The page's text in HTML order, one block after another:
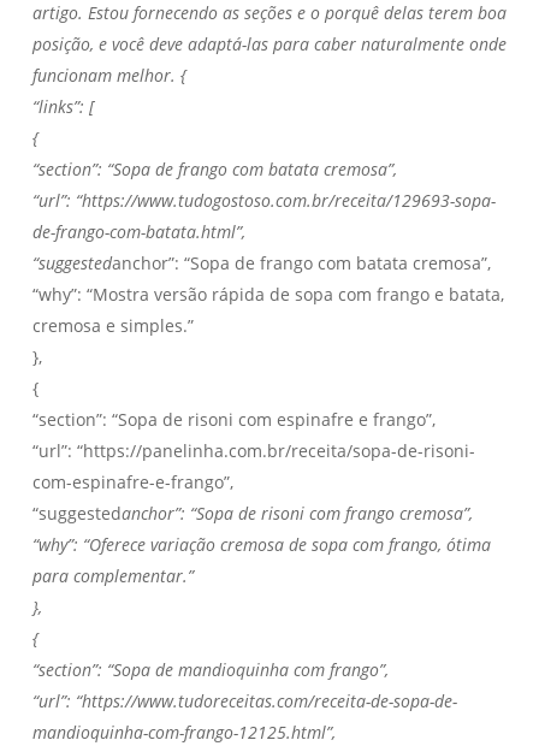
artigo. Estou fornecendo as seções e o porquê delas terem boa
posição, e você deve adaptá-las para caber naturalmente onde
funcionam melhor. {
“links”: [
{
“section”: “Sopa de frango com batata cremosa”,
“url”: “https://www.tudogostoso.com.br/receita/129693-sopa-
de-frango-com-batata.html”,
“suggestedanchor”: “Sopa de frango com batata cremosa”,
“why”: “Mostra versão rápida de sopa com frango e batata,
cremosa e simples.”
},
{
“section”: “Sopa de risoni com espinafre e frango”,
“url”: “https://panelinha.com.br/receita/sopa-de-risoni-
com-espinafre-e-frango”,
“suggestedanchor”: “Sopa de risoni com frango cremosa”,
“why”: “Oferece variação cremosa de sopa com frango, ótima
para complementar.”
},
{
“section”: “Sopa de mandioquinha com frango”,
“url”: “https://www.tudoreceitas.com/receita-de-sopa-de-
mandioquinha-com-frango-12125.html”,